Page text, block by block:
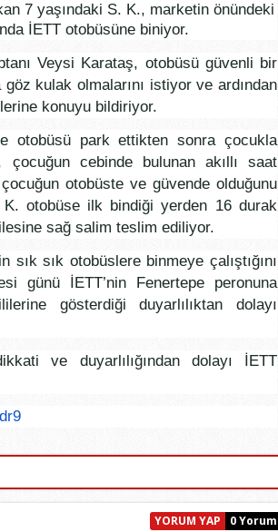
7 yaşındaki S. K., marketin önündeki
İETT otobüsüne biniyor.
Veysi Karataş, otobüsü güvenli bir
kulak olmalarını istiyor ve ardından
konuyu bildiriyor.
otobüsü park ettikten sonra çocukla
cebinde bulunan akıllı saat
otobüste ve güvende olduğunu
otobüse ilk bindiği yerden 16 durak
sağ salim teslim ediliyor.
sık otobüslere binmeye çalıştığını
günü İETT’nin Fenertepe peronuna
gösterdiği duyarlılıktan dolayı
ve duyarlılığından dolayı İETT
0 Yorum
YORUM YAP